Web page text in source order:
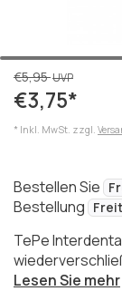
€5,95UVP
€3,75*
* Inkl. MwSt. zzgl.
Bestellen Sie
Bestellung
TePe
Lesen Sie mehr